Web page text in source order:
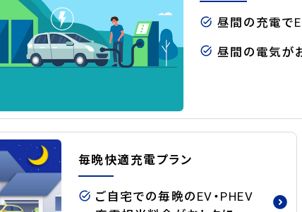
昼間の充電で
昼間の電気が
毎晩快適充電プラン
ご自宅での毎晩のEV・PHEV